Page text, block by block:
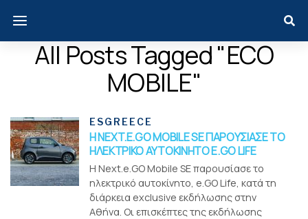
All Posts Tagged "ECO
MOBILE"
ESGREECE
H NEXT.E.GO MOBILE SE ΠΑΡΟΥΣΙΑΣΕ ΤΟ
ΗΛΕΚΤΡΙΚΟ ΑΥΤΟΚΙΝΗΤΟ E.GO LIFE
Η Next.e.GO Mobile SE παρουσίασε το
ηλεκτρικό αυτοκίνητο, e.GO Life, κατά τη
διάρκεια exclusive εκδήλωσης στην
Αθήνα. Οι επισκέπτες της εκδήλωσης